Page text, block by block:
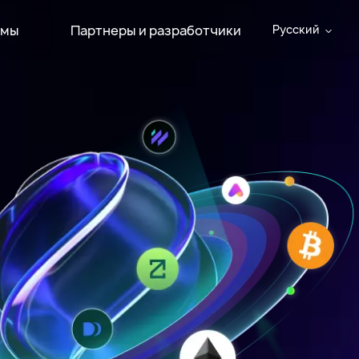
Партнеры и разработчики Pусский 